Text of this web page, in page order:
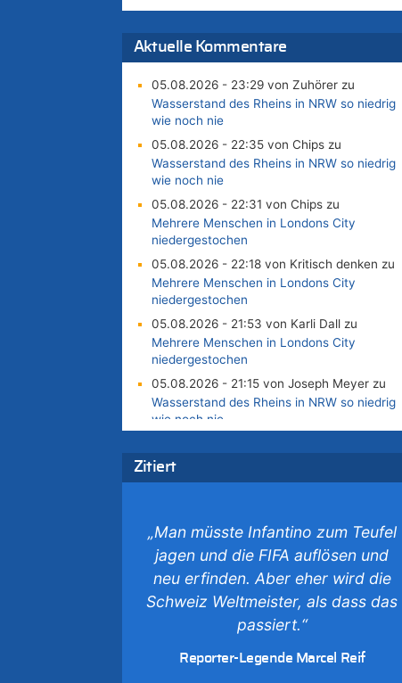
Aktuelle Kommentare
05.08.2026 - 23:29 von Zuhörer zu
Wasserstand des Rheins in NRW so niedrig
wie noch nie
05.08.2026 - 22:35 von Chips zu
Wasserstand des Rheins in NRW so niedrig
wie noch nie
05.08.2026 - 22:31 von Chips zu
Mehrere Menschen in Londons City
niedergestochen
05.08.2026 - 22:18 von Kritisch denken zu
Mehrere Menschen in Londons City
niedergestochen
05.08.2026 - 21:53 von Karli Dall zu
Mehrere Menschen in Londons City
niedergestochen
05.08.2026 - 21:15 von Joseph Meyer zu
Wasserstand des Rheins in NRW so niedrig
wie noch nie
Wasserstand des Rheins in NRW so niedrig
Kommentargremium zu
Wie kam es zur Ceuta-Krise?
05.08.2026 - 20:50 von Tierexperte zu
Aachen ab 11. August wieder Mekka des
Pferdesports – Belgien setzt bei Reit-WM auf
starke Springreiter
Mehrere Menschen in Londons City
Zitiert
„Man müsste Infantino zum Teufel
jagen und die FIFA auflösen und
neu erfinden. Aber eher wird die
Schweiz Weltmeister, als dass das
passiert.“
Reporter-Legende Marcel Reif